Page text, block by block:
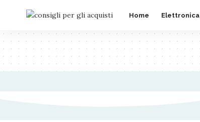
Home Elettronica